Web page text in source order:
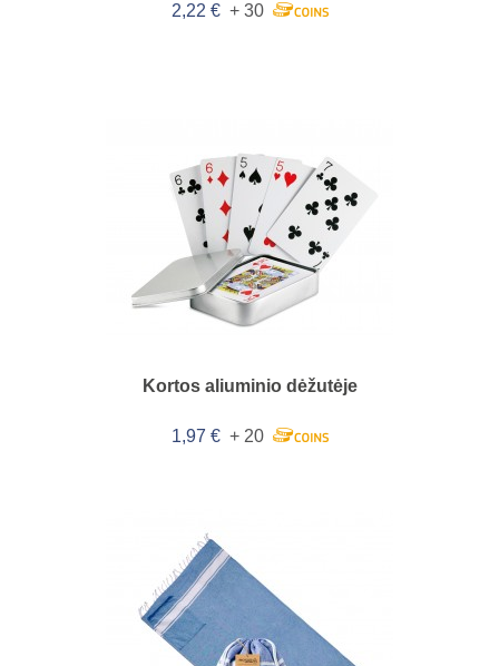
2,22 € + 30
Kortos aliuminio dėžutėje
1,97 € + 20